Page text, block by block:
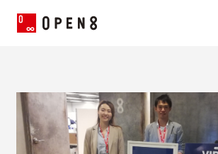
代表メッセージ
ミッション
News